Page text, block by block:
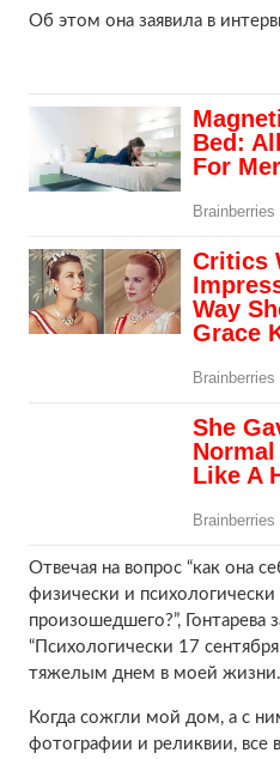
Об этом она заявила в
Отвечая на вопрос “как она
физически и психологически
произошедшего?”, Гонтарева
“Психологически 17
тяжелым днем в моей жизни.
Когда сожгли мой дом, а с
фотографии и реликвии,